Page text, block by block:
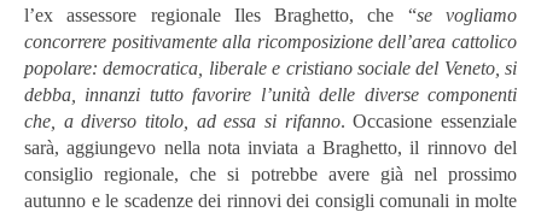
l’ex assessore regionale Iles Braghetto, che “se vogliamo
concorrere positivamente alla ricomposizione dell’area cattolico
popolare: democratica, liberale e cristiano sociale del Veneto, si
debba, innanzi tutto favorire l’unità delle diverse componenti
che, a diverso titolo, ad essa si rifanno.Occasione essenziale
sarà, aggiungevo nella nota inviata a Braghetto, il rinnovo del
consiglio regionale, che si potrebbe avere già nel prossimo
autunno e le scadenze dei rinnovi dei consigli comunali in molte